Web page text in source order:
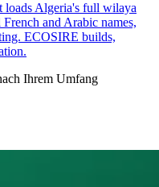
loads Algeria's full wilaya
and Arabic names,
ECOSIRE builds,
Ihrem Umfang